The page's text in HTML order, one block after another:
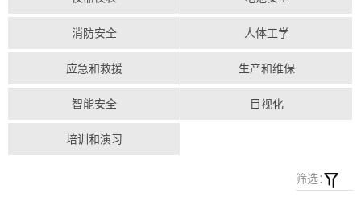
消防安全 人体工学
应急和救援 生产和维保
智能安全 目视化
培训和演习
筛选：